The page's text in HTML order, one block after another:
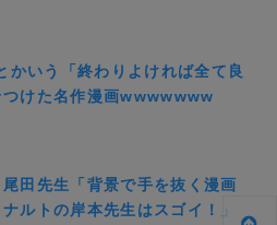
かいう「終わりよければ全て良
つけた名作漫画wwwwwww
田先生「背景で手を抜く漫画
ルトの岸本先生はスゴイ！」